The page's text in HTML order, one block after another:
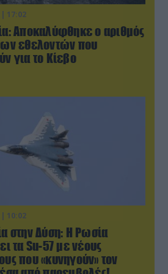
| 17:02
Αποκαλύφθηκε ο αριθμός
εθελοντών που
για το Κίεβο
| 10:02
στην Δύση: H Ρωσία
τα Su-57 με νέους
που «κυνηγούν» τον